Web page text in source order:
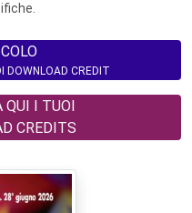
DOWNLOAD CREDIT
QUI I TUOI
CREDITS